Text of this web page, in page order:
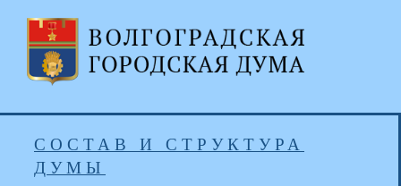
СОСТАВ И СТРУКТУРА
ДУМЫ